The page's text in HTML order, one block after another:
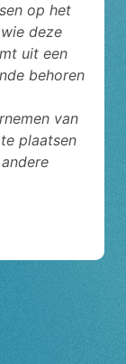
op het
deze
uit een
behoren
van
plaatsen